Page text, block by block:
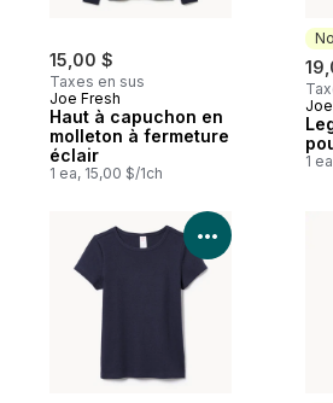
15,00 $
Taxes en sus
Joe Fresh
Haut à capuchon en
molleton à fermeture
éclair
1 ea, 15,00 $/1ch
1
Voir les